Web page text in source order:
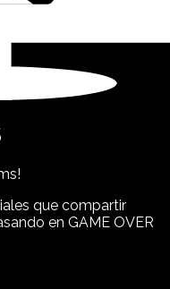
que compartir
en GAME OVER